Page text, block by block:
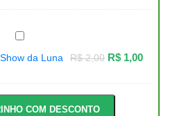
Kit
de
digitalda Luna R$2,00 R$1,00
COM DESCONTO